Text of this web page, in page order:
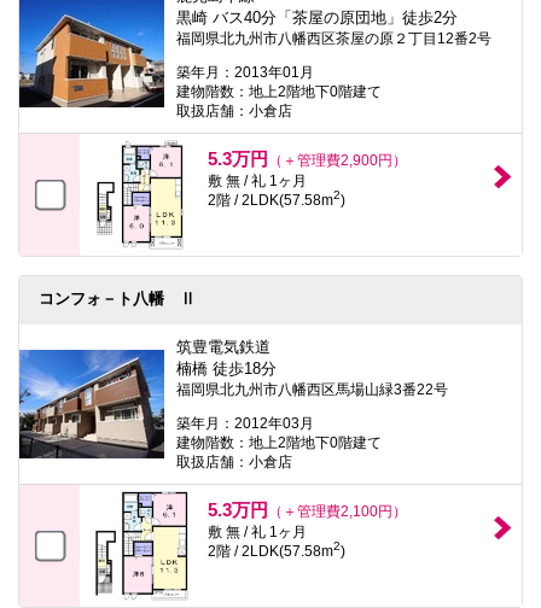
黒崎 バス40分「茶屋の原団地」徒歩2分
福岡県北九州市八幡西区茶屋の原２丁目12番2号
築年月：2013年01月
建物階数：地上2階地下0階建て
取扱店舗：小倉店
5.3万円
（＋管理費2,900円）
敷 無 / 礼 1ヶ月
2階 / 2LDK(57.58m2)
コンフォ－ト八幡 Ⅱ
筑豊電気鉄道
楠橋 徒歩18分
福岡県北九州市八幡西区馬場山緑3番22号
築年月：2012年03月
建物階数：地上2階地下0階建て
取扱店舗：小倉店
5.3万円
（＋管理費2,100円）
敷 無 / 礼 1ヶ月
2階 / 2LDK(57.58m2)